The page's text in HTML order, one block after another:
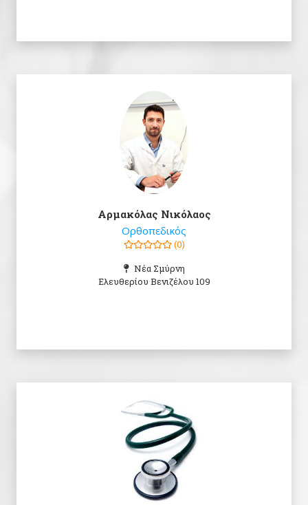
Αρμακόλας Νικόλαος
Ορθοπεδικός
(0)
Νέα Σμύρνη
Ελευθερίου Βενιζέλου 109